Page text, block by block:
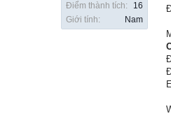
Điểm thành tích:
16
Giới tính:
Nam